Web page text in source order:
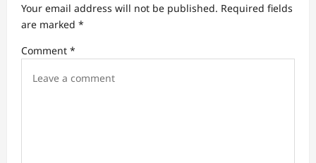
i
n
Your email address will not be published. Required fields
are marked *
Comment *